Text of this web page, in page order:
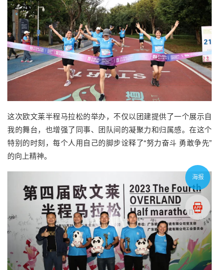
这次欧文莱半程马拉松的举办，不仅以团建提供了一个展示自
我的舞台，也增强了同事、团队间的凝聚力和归属感。在这个
特别的时刻，每个人用自己的脚步诠释了“努力奋斗 勇敢争先”
的向上精神。
海报